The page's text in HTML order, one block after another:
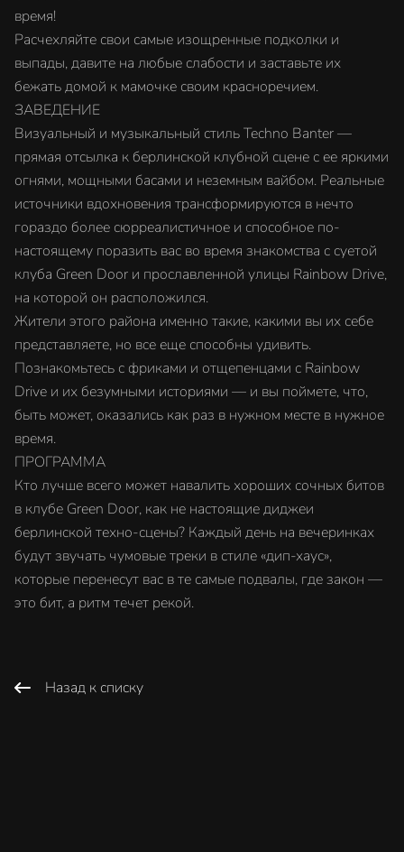
время!
Расчехляйте свои самые изощренные подколки и
выпады, давите на любые слабости и заставьте их
бежать домой к мамочке своим красноречием.
ЗАВЕДЕНИЕ
Визуальный и музыкальный стиль Techno Banter —
прямая отсылка к берлинской клубной сцене с ее яркими
огнями, мощными басами и неземным вайбом. Реальные
источники вдохновения трансформируются в нечто
гораздо более сюрреалистичное и способное по-
настоящему поразить вас во время знакомства с суетой
клуба Green Door и прославленной улицы Rainbow Drive,
на которой он расположился.
Жители этого района именно такие, какими вы их себе
представляете, но все еще способны удивить.
Познакомьтесь с фриками и отщепенцами с Rainbow
Drive и их безумными историями — и вы поймете, что,
быть может, оказались как раз в нужном месте в нужное
время.
ПРОГРАММА
Кто лучше всего может навалить хороших сочных битов
в клубе Green Door, как не настоящие диджеи
берлинской техно-сцены? Каждый день на вечеринках
будут звучать чумовые треки в стиле «дип-хаус»,
которые перенесут вас в те самые подвалы, где закон —
это бит, а ритм течет рекой.
Назад к списку